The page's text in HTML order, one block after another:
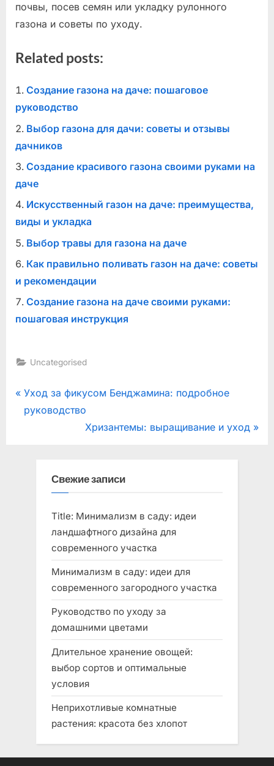
почвы, посев семян или укладку рулонного
газона и советы по уходу.
Related posts:
Создание газона на даче: пошаговое
руководство
Выбор газона для дачи: советы и отзывы
дачников
Создание красивого газона своими руками на
даче
Искусственный газон на даче: преимущества,
виды и укладка
Выбор травы для газона на даче
Как правильно поливать газон на даче: советы
и рекомендации
Создание газона на даче своими руками:
пошаговая инструкция
Uncategorised
Навигация
по
P
r
Уход за фикусом Бенджамина: подробное
руководство
N
t
o
s
t
:
Хризантемы: выращивание и уход
Свежие записи
Title: Минимализм в саду: идеи
ландшафтного дизайна для
современного участка
Минимализм в саду: идеи для
современного загородного участка
Руководство по уходу за
домашними цветами
Длительное хранение овощей:
выбор сортов и оптимальные
условия
Неприхотливые комнатные
растения: красота без хлопот